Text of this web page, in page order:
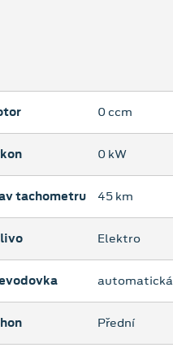
0 ccm
0 kW
tachometru 45 km
Elektro
automatická
Přední